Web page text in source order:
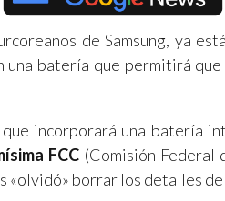
de Samsung, ya
una batería que permitirá
incorporará una batería
FCC (Comisión Federal
«olvidó» borrar los detalles